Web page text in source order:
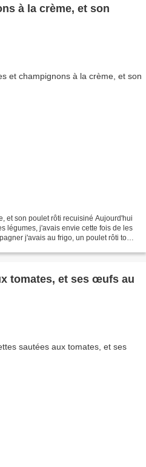
à la crème, et son
poulet rôti recuisiné Aujourd'hui
légumes, j'avais envie cette fois de les
j'avais au frigo, un poulet rôti tout
tomates, et ses œufs au